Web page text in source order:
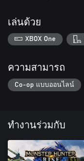
เล่นด้วย
XBOX One
ความสามารถ
Co-op แบบออนไลน์
ทำงานร่วมกับ